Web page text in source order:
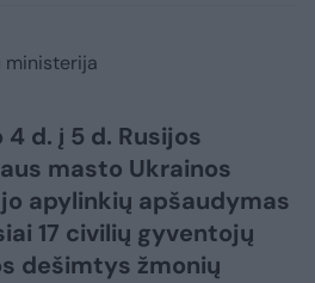
ministerija
d. į 5 d. Rusijos
masto Ukrainos
apylinkių apšaudymas
17 civilių gyventojų
dešimtys žmonių